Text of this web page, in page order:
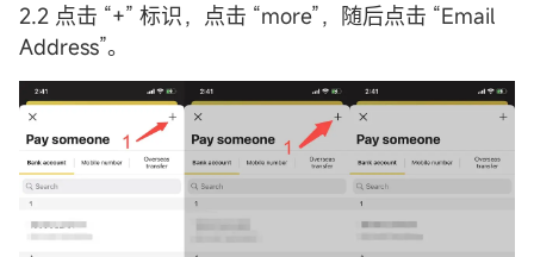
2.2 点击 “+” 标识，点击 “more”，随后点击 “Email
Address”。